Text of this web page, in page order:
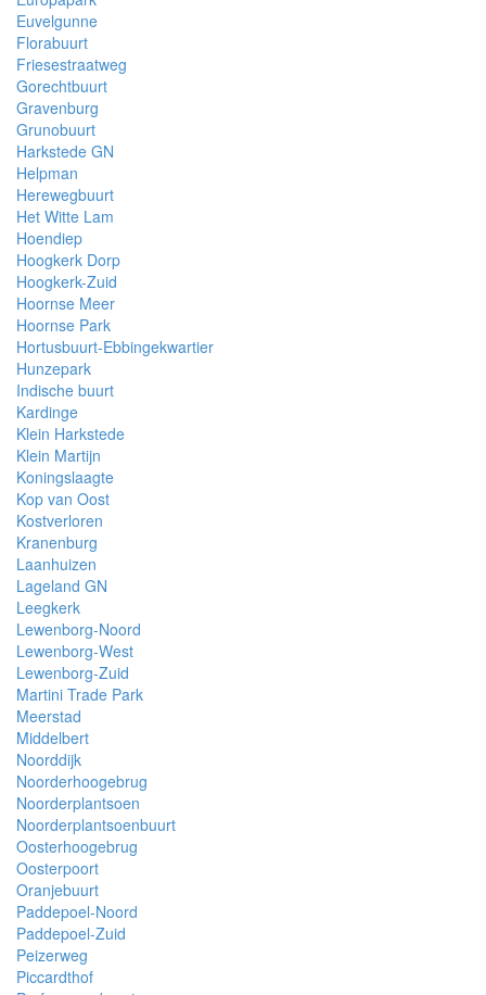
Euvelgunne
Florabuurt
Friesestraatweg
Gorechtbuurt
Gravenburg
Grunobuurt
Harkstede GN
Helpman
Herewegbuurt
Het Witte Lam
Hoendiep
Hoogkerk Dorp
Hoogkerk-Zuid
Hoornse Meer
Hoornse Park
Hortusbuurt-Ebbingekwartier
Hunzepark
Indische buurt
Kardinge
Klein Harkstede
Klein Martijn
Koningslaagte
Kop van Oost
Kostverloren
Kranenburg
Laanhuizen
Lageland GN
Leegkerk
Lewenborg-Noord
Lewenborg-West
Lewenborg-Zuid
Martini Trade Park
Meerstad
Middelbert
Noorddijk
Noorderhoogebrug
Noorderplantsoen
Noorderplantsoenbuurt
Oosterhoogebrug
Oosterpoort
Oranjebuurt
Paddepoel-Noord
Paddepoel-Zuid
Peizerweg
Piccardthof